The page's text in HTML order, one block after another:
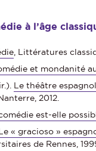
à l’âge
, Littératures
et mondanité
Le théâtre
2012.
est-elle
« gracioso »
de Rennes,